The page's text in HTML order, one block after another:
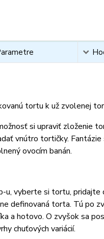
tortu k už zvolenej
si upraviť zloženie
vnútro tortičky.
ovocím banán.
u, vyberte si tortu,
definovaná torta. Tú po
a hotovo. O zvyšok sa
chuťových variácií.